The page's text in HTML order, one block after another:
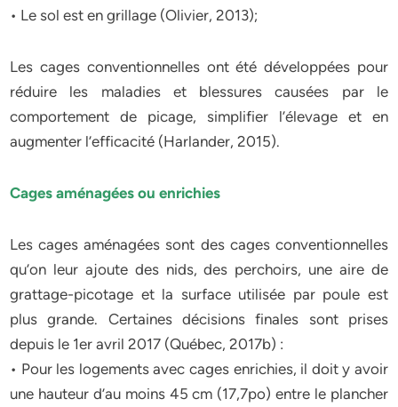
• Le sol est en grillage (Olivier, 2013);
Les cages conventionnelles ont été développées pour
réduire les maladies et blessures causées par le
comportement de picage, simplifier l’élevage et en
augmenter l’efficacité (Harlander, 2015).
Cages aménagées ou enrichies
Les cages aménagées sont des cages conventionnelles
qu’on leur ajoute des nids, des perchoirs, une aire de
grattage-picotage et la surface utilisée par poule est
plus grande. Certaines décisions finales sont prises
depuis le 1er avril 2017 (Québec, 2017b) :
• Pour les logements avec cages enrichies, il doit y avoir
une hauteur d’au moins 45 cm (17,7po) entre le plancher